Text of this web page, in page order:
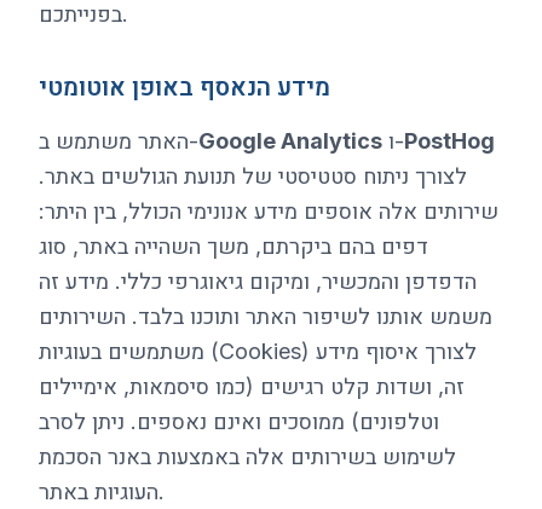
בפנייתכם.
מידע הנאסף באופן אוטומטי
האתר משתמש ב-Google Analytics ו-PostHog
לצורך ניתוח סטטיסטי של תנועת הגולשים באתר.
שירותים אלה אוספים מידע אנונימי הכולל, בין היתר:
דפים בהם ביקרתם, משך השהייה באתר, סוג
הדפדפן והמכשיר, ומיקום גיאוגרפי כללי. מידע זה
משמש אותנו לשיפור האתר ותוכנו בלבד. השירותים
משתמשים בעוגיות (Cookies) לצורך איסוף מידע
זה, ושדות קלט רגישים (כמו סיסמאות, אימיילים
וטלפונים) ממוסכים ואינם נאספים. ניתן לסרב
לשימוש בשירותים אלה באמצעות באנר הסכמת
העוגיות באתר.